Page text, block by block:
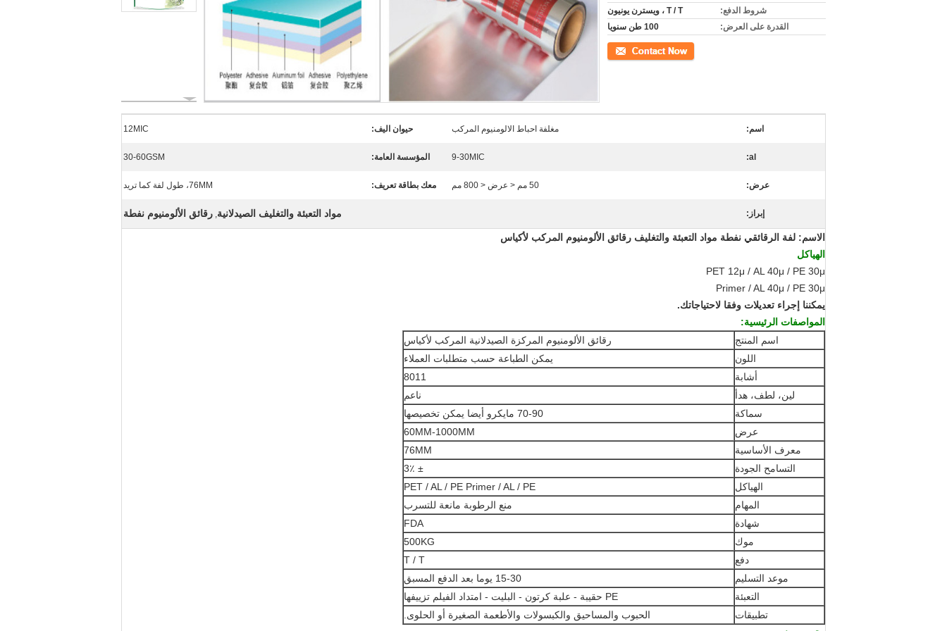
شروط الدفع:
T / T ، ويسترن يونيون
القدرة على العرض:
100 طن سنويا
اتصل
اسم: مغلفة احباط الالومنيوم المركب حيوان اليف: 12MIC
al:
9-30MIC المؤسسة العامة: 30-60GSM
عرض: 50 مم < عرض < 800 مم معك بطاقة تعريف: 76MM، طول لفة كما تريد
إبراز: مواد التعبئة والتغليف الصيدلانية, رقائق الألومنيوم نفطة
الاسم: لفة الرقائقي نفطة مواد التعبئة والتغليف رقائق الألومنيوم المركب لأكياس
الهياكل
PET 12μ / AL 40μ / PE 30μ
Primer / AL 40μ / PE 30μ
يمكننا إجراء تعديلات وفقا لاحتياجاتك.
المواصفات الرئيسية:
اسم المنتج
رقائق الألومنيوم المركزة الصيدلانية المركب لأكياس
اللون
يمكن الطباعة حسب متطلبات العملاء
أشابة
8011
لين، لطف، هدأ
ناعم
سماكة
70-90 مايكرو أيضا يمكن تخصيصها
عرض
60MM-1000MM
معرف الأساسية
76MM
التسامح الجودة
± 3٪
الهياكل
PET / AL / PE Primer / AL / PE
المهام
منع الرطوبة مانعة للتسرب
شهادة
FDA
موك
500KG
دفع
T / T
موعد التسليم
15-30 يوما بعد الدفع المسبق
التعبئة
PE حقيبة - علبة كرتون - البليت - امتداد الفيلم تزييفها
تطبيقات
الحبوب والمساحيق والكبسولات والأطعمة الصغيرة أو الحلوى.